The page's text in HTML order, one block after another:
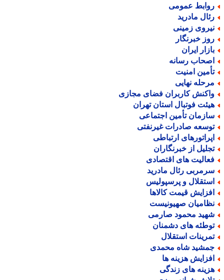
عمومی
مادرید
زمینی
خبرنگار
ایران
رسانه
امنیت
نهایی
کاربران فضای مجازی
فوتبال استان تهران
تأمین اجتماعی
صادرات غیرنفتی
ارتباطی
از خبرنگاران
های اقتصادی
رئال مادرید
و پرسپولیس
قیمت کالاها
صهیونیست
محمود صارمی
های دشمنان
استقلال
شاه محمدی
هزینه ها
های زندگی